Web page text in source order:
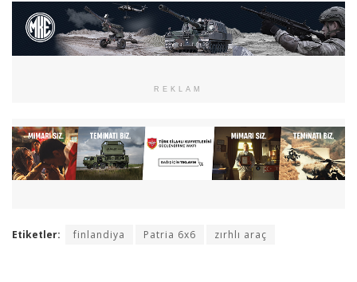
REKLAM
Etiketler: finlandiya Patria 6x6 zırhlı araç